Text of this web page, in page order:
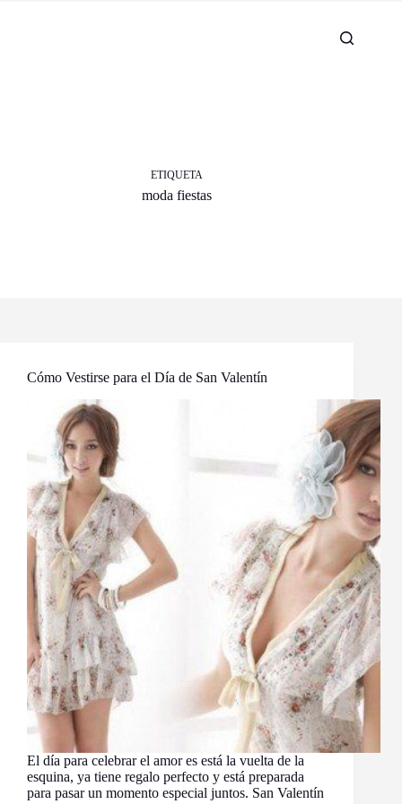
ETIQUETA
moda fiestas
Cómo Vestirse para el Día de San Valentín
El día para celebrar el amor es está la vuelta de la
esquina, ya tiene regalo perfecto y está preparada
para pasar un momento especial juntos. San Valentín